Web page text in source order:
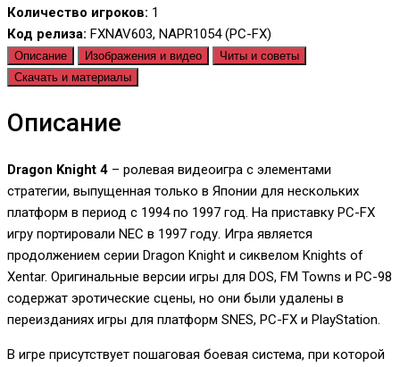
Количество игроков: 1
Код релиза: FXNAV603, NAPR1054 (PC-FX)
Описание Изображения и видео
Читы и советы
Скачать и материалы
Описание
Dragon Knight 4 – ролевая видеоигра с элементами
стратегии, выпущенная только в Японии для нескольких
платформ в период с 1994 по 1997 год. На приставку PC-FX
игру портировали NEC в 1997 году. Игра является
продолжением серии Dragon Knight и сиквелом Knights of
Xentar. Оригинальные версии игры для DOS, FM Towns и PC-98
содержат эротические сцены, но они были удалены в
переизданиях игры для платформ SNES, PC-FX и PlayStation.
В игре присутствует пошаговая боевая система, при которой